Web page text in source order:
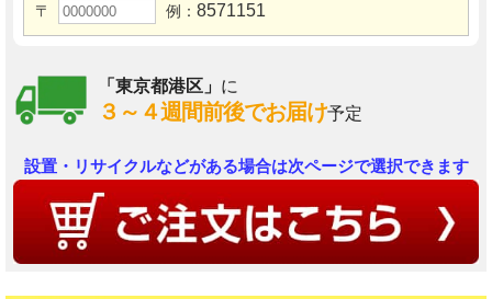
〒 例： 8571151
「東京都港区」 に
３～４週間前後でお届け予定
設置・リサイクルなどがある場合は次ページで選択できます